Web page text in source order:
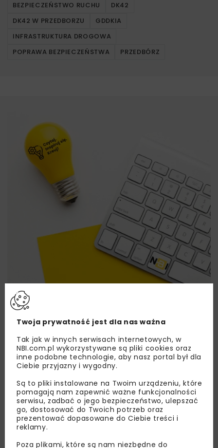
BEZPIECZEŃSTWO RUCHU
DK42
DK42 W PRZEDBORZU
GDDKIA
INFRASTRUKTURA DROGOWA
POPRAWA BEZPIECZEŃSTWA
PRZEDBÓRZ
Lubisz wiedzieć więcej?
nas najlepsze informacje branżowe,
zaproszenia na wydarzenia, atrakcyjne oferty i
dedykowane akcje specjalne.
Zapoznałam/em się zPolityką Prywatności
Regulaminemoraz wyrażam zgodę na otrzymywanie na
podany przeze mnie adres e-mail korespondencji
Twoja prywatność jest dla nas ważna
Tak jak w innych serwisach internetowych, w
NBI.com.pl wykorzystywane są pliki cookies oraz
inne podobne technologie, aby nasz portal był dla
Ciebie przyjazny i wygodny.
Są to pliki instalowane na Twoim urządzeniu, które
pomagają nam zapewnić ważne funkcjonalności
serwisu, zadbać o jego bezpieczeństwo, ulepszać
go, dostosować do Twoich potrzeb oraz
prezentować dopasowane do Ciebie treści i
reklamy.
Poza plikami, które są nam niezbędne do